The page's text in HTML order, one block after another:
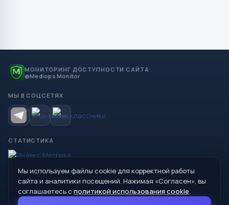
МОНИТОРИНГ ДОСТУПНОСТИ САЙТА
@Mediops Monitor
МЫ В СОЦСЕТЯХ
СТАТИСТИКА
© 2026 Управление образования Администрации МО
Сухой Лог
624800, Свердловская область, г. Сухой Лог, ул. Кирова, дом 7
Мы используем файлы cookie для корректной работы
сайта и аналитики посещений. Нажимая «Согласен», вы
соглашаетесь с политикой использования cookie.